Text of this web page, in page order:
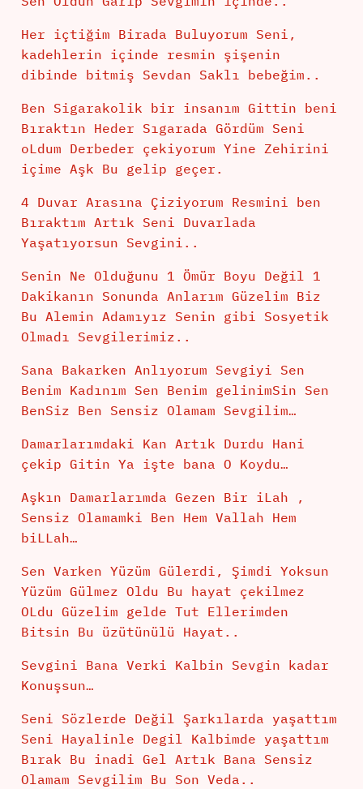
Her içtiğim Birada Buluyorum Seni,
kadehlerin içinde resmin şişenin
dibinde bitmiş Sevdan Saklı bebeğim..
Ben Sigarakolik bir insanım Gittin beni
Bıraktın Heder Sıgarada Gördüm Seni
oLdum Derbeder çekiyorum Yine Zehirini
içime Aşk Bu gelip geçer.
4 Duvar Arasına Çiziyorum Resmini ben
Bıraktım Artık Seni Duvarlada
Yaşatıyorsun Sevgini..
Senin Ne Olduğunu 1 Ömür Boyu Değil 1
Dakikanın Sonunda Anlarım Güzelim Biz
Bu Alemin Adamıyız Senin gibi Sosyetik
Olmadı Sevgilerimiz..
Sana Bakarken Anlıyorum Sevgiyi Sen
Benim Kadınım Sen Benim gelinimSin Sen
BenSiz Ben Sensiz Olamam Sevgilim…
Damarlarımdaki Kan Artık Durdu Hani
çekip Gitin Ya işte bana O Koydu…
Aşkın Damarlarımda Gezen Bir iLah ,
Sensiz Olamamki Ben Hem Vallah Hem
biLLah…
Sen Varken Yüzüm Gülerdi, Şimdi Yoksun
Yüzüm Gülmez Oldu Bu hayat çekilmez
OLdu Güzelim gelde Tut Ellerimden
Bitsin Bu üzütünülü Hayat..
Sevgini Bana Verki Kalbin Sevgin kadar
Konuşsun…
Seni Sözlerde Değil Şarkılarda yaşattım
Seni Hayalinle Degil Kalbimde yaşattım
Bırak Bu inadi Gel Artık Bana Sensiz
Olamam Sevgilim Bu Son Veda..